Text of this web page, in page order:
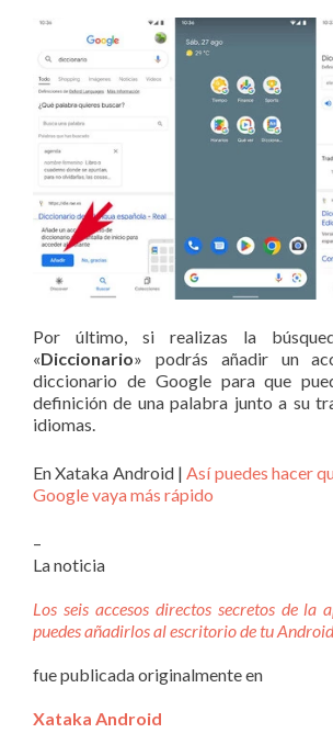
Por último, si realizas la
«Diccionario» podrás añadir un
diccionario de Google para que
definición de una palabra junto a su
idiomas.
En Xataka Android |Así puedes hacer
Google vaya más rápido
–
La noticia
Los seis accesos directos secretos de la
puedes añadirlos al escritorio de tu Android
fue publicada originalmente en
Xataka Android